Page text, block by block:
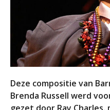
Deze compositie van
Brenda Russell werd